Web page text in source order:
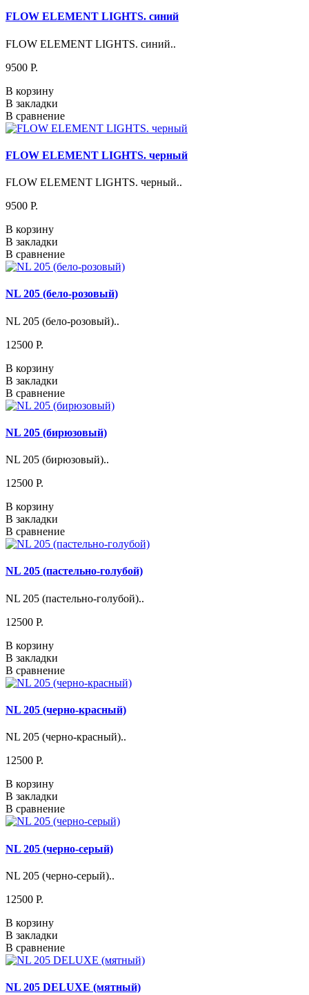
FLOW ELEMENT LIGHTS. синий
FLOW ELEMENT LIGHTS. синий..
9500 P.
В корзину
В закладки
В сравнение
FLOW ELEMENT LIGHTS. черный
FLOW ELEMENT LIGHTS. черный..
9500 P.
В корзину
В закладки
В сравнение
NL 205 (бело-розовый)
NL 205 (бело-розовый)..
12500 P.
В корзину
В закладки
В сравнение
NL 205 (бирюзовый)
NL 205 (бирюзовый)..
12500 P.
В корзину
В закладки
В сравнение
NL 205 (пастельно-голубой)
NL 205 (пастельно-голубой)..
12500 P.
В корзину
В закладки
В сравнение
NL 205 (черно-красный)
NL 205 (черно-красный)..
12500 P.
В корзину
В закладки
В сравнение
NL 205 (черно-серый)
NL 205 (черно-серый)..
12500 P.
В корзину
В закладки
В сравнение
NL 205 DELUXE (мятный)